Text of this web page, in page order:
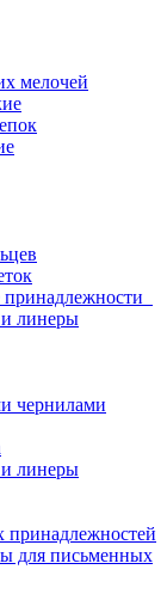
мелочей
линеры
чернилами
линеры
для письменных